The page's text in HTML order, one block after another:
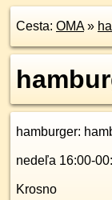
Cesta: OMA»
hamburger:
nedeľa 16:00-
Krosno